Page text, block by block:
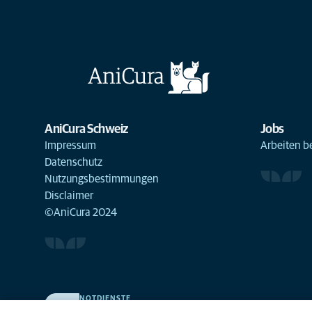
AniCura Schweiz
Impressum
Datenschutz
Nutzungsbestimmungen
Disclaimer
©AniCura 2024
Jobs
Arbeiten
NOTDIENSTE